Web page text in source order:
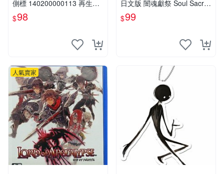
側標 140200000113 再生工
場YR2012 02
$98
日文版 闇魂獻祭 Soul Sacrifi
ce(遊戲都有回收)
$99
人氣賣家